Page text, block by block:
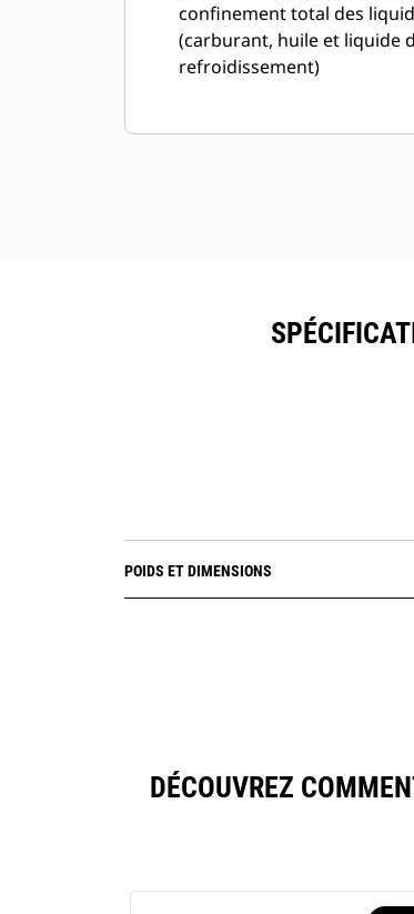
confinement total des
(carburant, huile et liquide
refroidissement)
POIDS ET DIMENSIONS
DÉCOUVREZ